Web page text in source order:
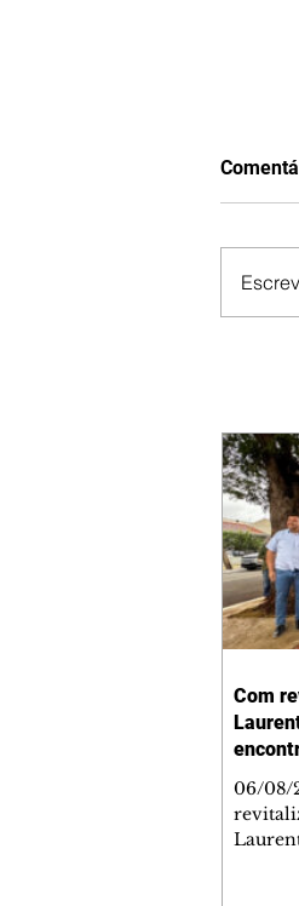
Com
Jardim
06/08/